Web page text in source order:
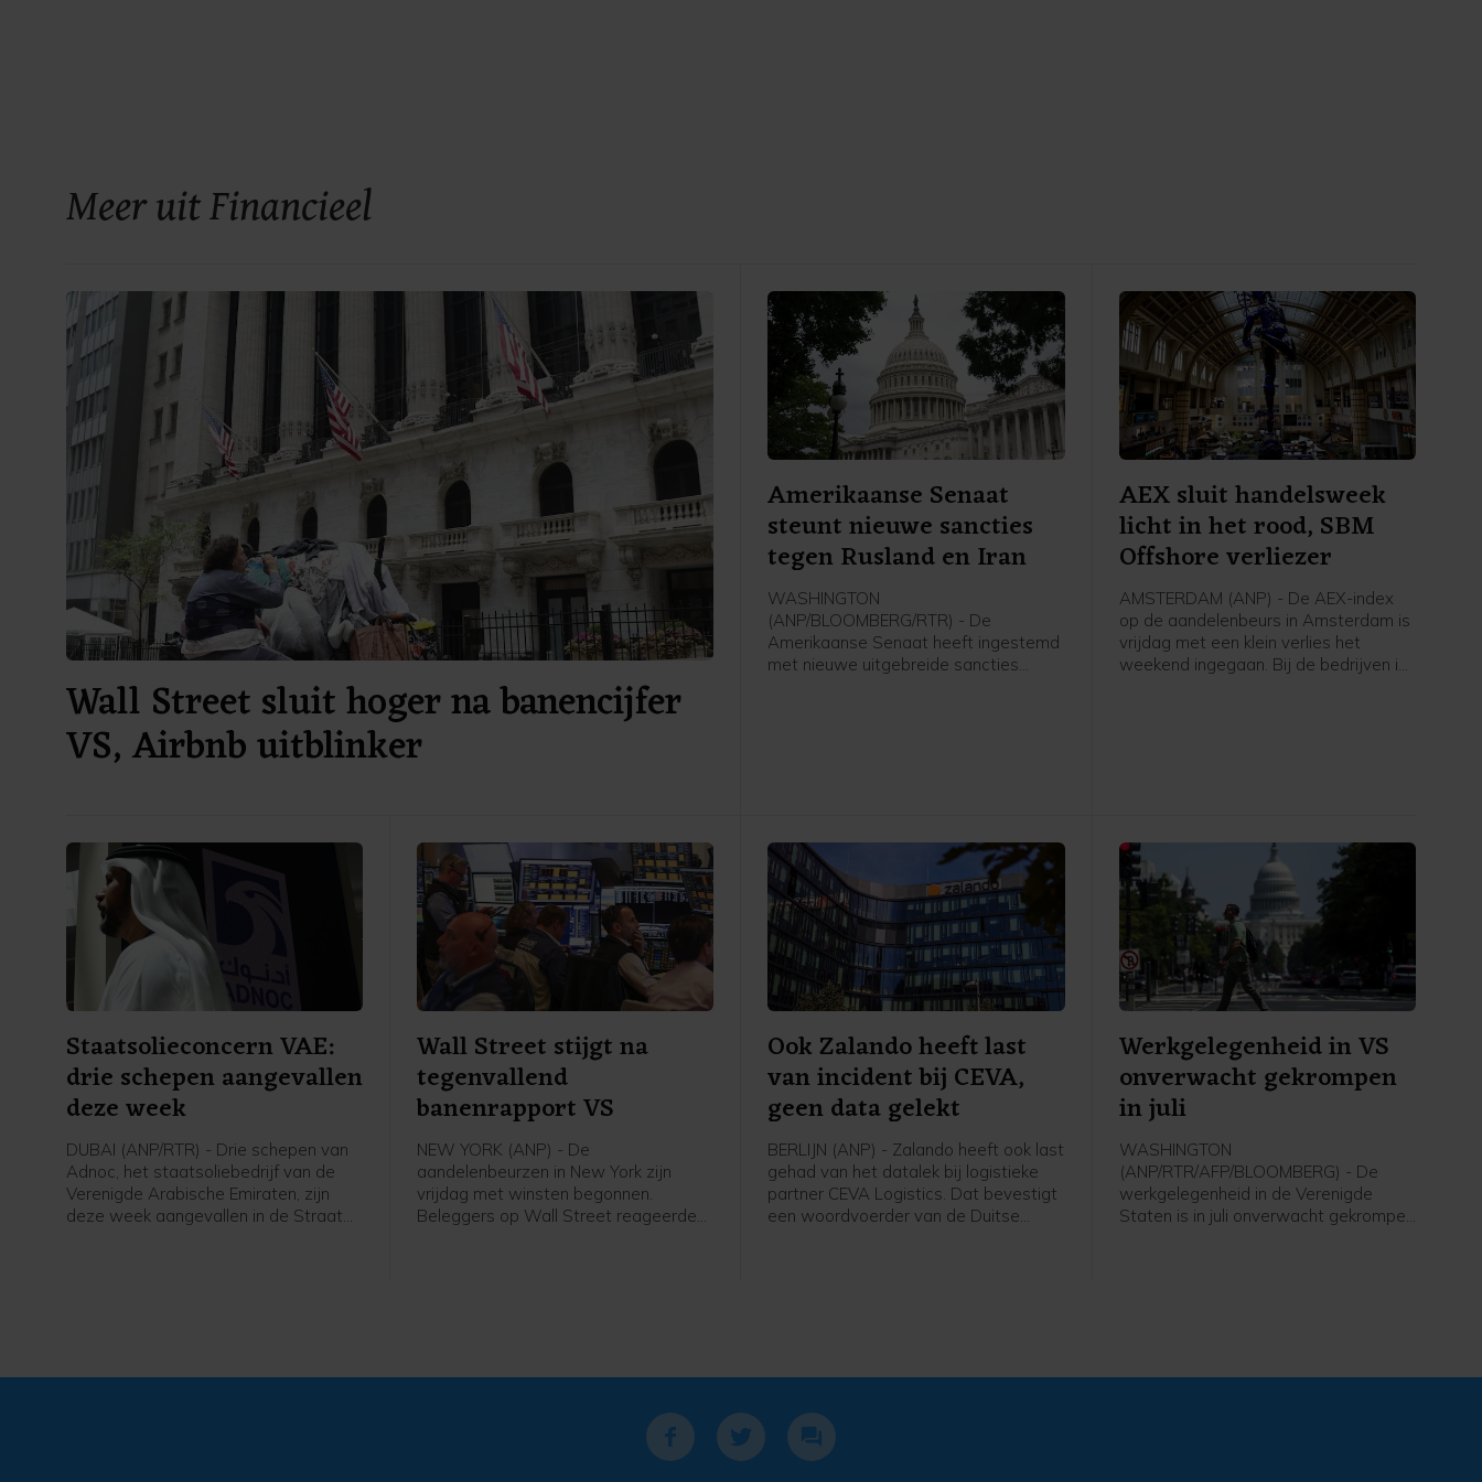
Meer uit Financieel
Wall Street sluit hoger na banencijfer
VS, Airbnb uitblinker
Amerikaanse Senaat
steunt nieuwe sancties
tegen Rusland en Iran
WASHINGTON
(ANP/BLOOMBERG/RTR) - De
Amerikaanse Senaat heeft ingestemd
met nieuwe uitgebreide sancties
AEX sluit handelsweek
licht in het rood, SBM
Offshore verliezer
AMSTERDAM (ANP) - De AEX-index
op de aandelenbeurs in Amsterdam is
vrijdag met een klein verlies het
weekend ingegaan. Bij de bedrijven in
belangrijke Amerikaanse
banenrapport, dat veel zwakker uitviel
dan verwacht.
Staatsolieconcern VAE:
drie schepen aangevallen
deze week
DUBAI (ANP/RTR) - Drie schepen van
Adnoc, het staatsoliebedrijf van de
Verenigde Arabische Emiraten, zijn
deze week aangevallen in de Straat
Wall Street stijgt na
tegenvallend
banenrapport VS
NEW YORK (ANP) - De
aandelenbeurzen in New York zijn
vrijdag met winsten begonnen.
Beleggers op Wall Street reageerden
Ook Zalando heeft last
van incident bij CEVA,
geen data gelekt
BERLIJN (ANP) - Zalando heeft ook last
gehad van het datalek bij logistieke
partner CEVA Logistics. Dat bevestigt
een woordvoerder van de Duitse
Werkgelegenheid in VS
onverwacht gekrompen
in juli
WASHINGTON
(ANP/RTR/AFP/BLOOMBERG) - De
werkgelegenheid in de Verenigde
Staten is in juli onverwacht gekrompen